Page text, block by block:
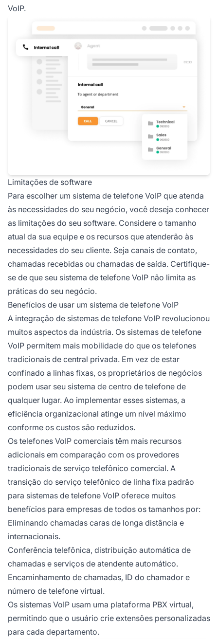
VoIP.
Limitações de software
Para escolher um sistema de telefone VoIP que atenda
às necessidades do seu negócio, você deseja conhecer
as limitações do seu software. Considere o tamanho
atual da sua equipe e os recursos que atenderão às
necessidades do seu cliente. Seja canais de contato,
chamadas recebidas ou chamadas de saída. Certifique-
se de que seu sistema de telefone VoIP não limita as
práticas do seu negócio.
Benefícios de usar um sistema de telefone VoIP
A integração de sistemas de telefone VoIP revolucionou
muitos aspectos da indústria. Os sistemas de telefone
VoIP permitem mais mobilidade do que os telefones
tradicionais de central privada. Em vez de estar
confinado a linhas fixas, os proprietários de negócios
podem usar seu sistema de centro de telefone de
qualquer lugar. Ao implementar esses sistemas, a
eficiência organizacional atinge um nível máximo
conforme os custos são reduzidos.
Os telefones VoIP comerciais têm mais recursos
adicionais em comparação com os provedores
tradicionais de serviço telefônico comercial. A
transição do serviço telefônico de linha fixa padrão
para sistemas de telefone VoIP oferece muitos
benefícios para empresas de todos os tamanhos por:
Eliminando chamadas caras de longa distância e
internacionais.
Conferência telefônica, distribuição automática de
chamadas e serviços de atendente automático.
Encaminhamento de chamadas, ID do chamador e
número de telefone virtual.
Os sistemas VoIP usam uma plataforma PBX virtual,
permitindo que o usuário crie extensões personalizadas
para cada departamento.